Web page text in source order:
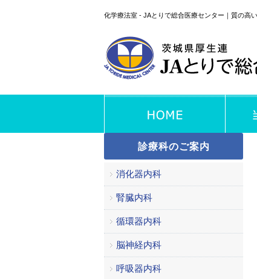
化学療法室 - JAとりで総合医療センター｜質の高
診療科のご案内
消化器内科
腎臓内科
循環器内科
脳神経内科
呼吸器内科